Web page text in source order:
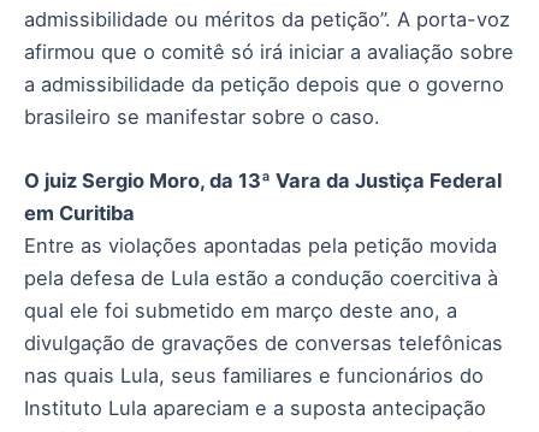
admissibilidade ou méritos da petição”. A porta-voz
afirmou que o comitê só irá iniciar a avaliação sobre
a admissibilidade da petição depois que o governo
brasileiro se manifestar sobre o caso.
O juiz Sergio Moro, da 13ª Vara da Justiça Federal
em Curitiba
Entre as violações apontadas pela petição movida
pela defesa de Lula estão a condução coercitiva à
qual ele foi submetido em março deste ano, a
divulgação de gravações de conversas telefônicas
nas quais Lula, seus familiares e funcionários do
Instituto Lula apareciam e a suposta antecipação